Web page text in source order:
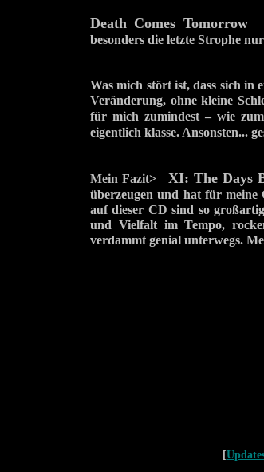
Death Comes Tomorrow–
besonders die letzte Strophe
Was mich stört ist, dass sich in
Veränderung, ohne kleine
für mich zumindest – wie
eigentlich klasse. Ansonsten...
Mein Fazit> XI: The Days
überzeugen und hat für meine
auf dieser CD sind so
und Vielfalt im Tempo,
verdammt genial unterwegs.
[